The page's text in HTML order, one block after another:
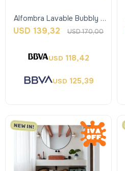
Alfombra Lavable Bubbly -
Gris - Lorena Canals
USD 139,32 USD170,00
USD 118,42
USD 125,39